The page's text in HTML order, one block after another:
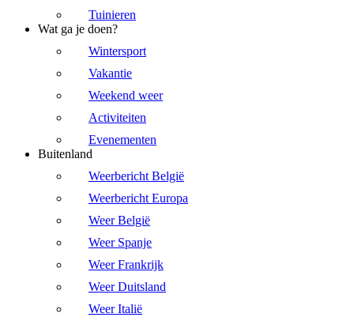
Tuinieren
Wat ga je doen?
Wintersport
Vakantie
Weekend weer
Activiteiten
Evenementen
Buitenland
Weerbericht België
Weerbericht Europa
Weer België
Weer Spanje
Weer Frankrijk
Weer Duitsland
Weer Italië